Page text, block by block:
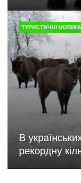
ТУРИСТИЧНІ
В
рекордну